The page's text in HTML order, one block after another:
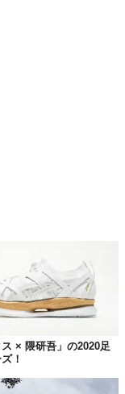
だ。
ス × 隈研吾」の2020足
！